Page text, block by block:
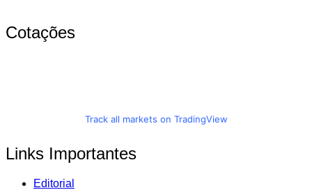
Cotações
Track all markets on TradingView
Links Importantes
Editorial